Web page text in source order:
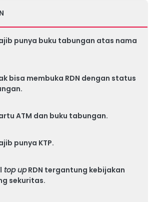
punya buku tabungan atas nama
bisa membuka RDN dengan status
ATM dan buku tabungan.
punya KTP.
top upRDN tergantung kebijakan
sekuritas.